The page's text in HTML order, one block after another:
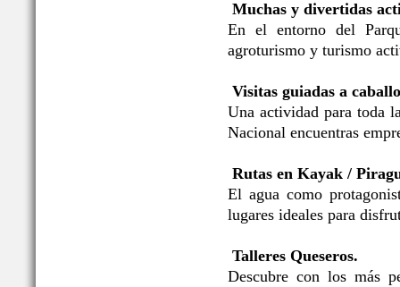
Muchas y divertidas
En el entorno del
agroturismo y turismo
Visitas guiadas a
Una actividad para toda
Nacional encuentras
Rutas en Kayak /
El agua como
lugares ideales para
Talleres Queseros.
Descubre con los más